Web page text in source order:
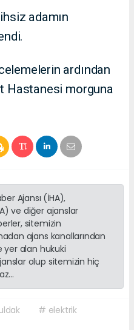
adamın
ardından
Hastanesi morguna
Ajansı (İHA),
ve diğer ajanslar
sitemizin
ajans kanallarından
yer alan hukuki
olup sitemizin hiç
# elektrik